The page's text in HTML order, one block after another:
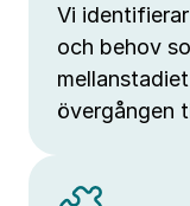
Vi
och behov
övergången